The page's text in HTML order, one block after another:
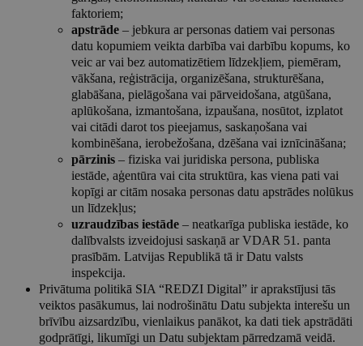
faktoriem;
apstrāde – jebkura ar personas datiem vai personas
datu kopumiem veikta darbība vai darbību kopums, ko
veic ar vai bez automatizētiem līdzekļiem, piemēram,
vākšana, reģistrācija, organizēšana, strukturēšana,
glabāšana, pielāgošana vai pārveidošana, atgūšana,
aplūkošana, izmantošana, izpaušana, nosūtot, izplatot
vai citādi darot tos pieejamus, saskaņošana vai
kombinēšana, ierobežošana, dzēšana vai iznīcināšana;
pārzinis – fiziska vai juridiska persona, publiska
iestāde, aģentūra vai cita struktūra, kas viena pati vai
kopīgi ar citām nosaka personas datu apstrādes nolūkus
un līdzekļus;
uzraudzības iestāde – neatkarīga publiska iestāde, ko
dalībvalsts izveidojusi saskaņā ar VDAR 51. panta
prasībām. Latvijas Republikā tā ir Datu valsts
inspekcija.
Privātuma politikā SIA “REDZI Digital” ir aprakstījusi tās
veiktos pasākumus, lai nodrošinātu Datu subjekta interešu un
brīvību aizsardzību, vienlaikus panākot, ka dati tiek apstrādāti
godprātīgi, likumīgi un Datu subjektam pārredzamā veidā.